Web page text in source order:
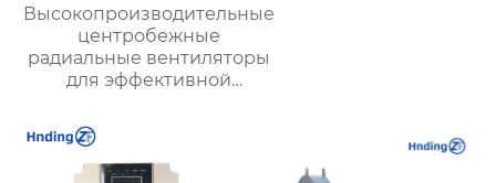
Высокопроизводительные
центробежные
радиальные вентиляторы
для эффективной
промышленного
оборудования